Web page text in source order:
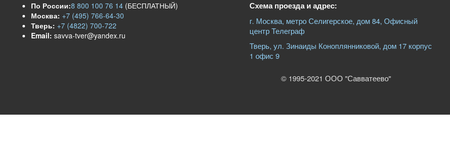
По России:8 800 100 76 14 (БЕСПЛАТНЫЙ)
Москва: +7 (495) 766-64-30
Тверь: +7 (4822) 700-722
Email: savva-tver@yandex.ru
Схема проезда и адрес:
г. Москва, метро Селигерское, дом 84, Офисный
центр Телеграф
Тверь, ул. Зинаиды Коноплянниковой, дом 17 корпус
1 офис 9
© 1995-2021 ООО "Савватеево"